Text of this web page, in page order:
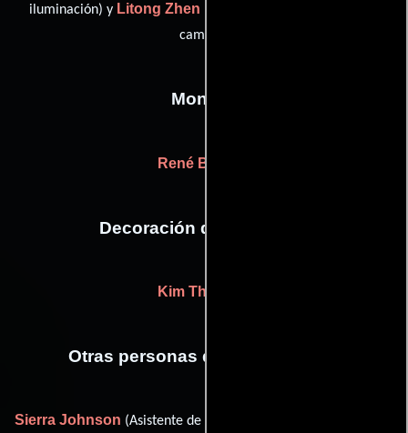
iluminación) y Litong Zhen
camera)
Montaje
René Besson
Decoración de escenario
Kim Thrasher
Otras personas que participaron
Sierra Johnson (Asistente de producción),